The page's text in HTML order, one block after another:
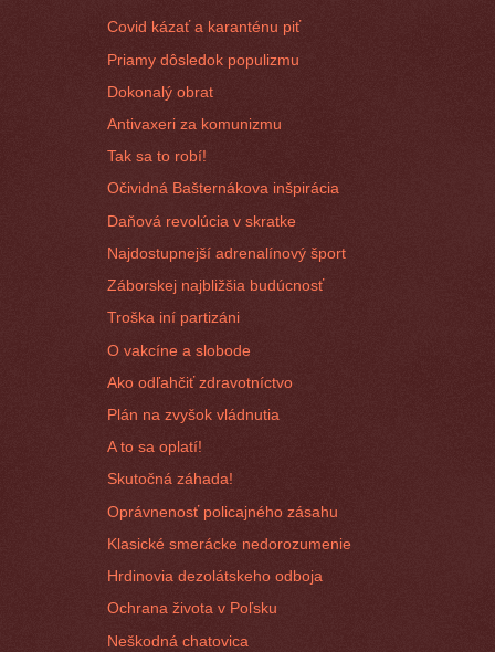
Covid kázať a karanténu piť
Priamy dôsledok populizmu
Dokonalý obrat
Antivaxeri za komunizmu
Tak sa to robí!
Očividná Bašternákova inšpirácia
Daňová revolúcia v skratke
Najdostupnejší adrenalínový šport
Záborskej najbližšia budúcnosť
Troška iní partizáni
O vakcíne a slobode
Ako odľahčiť zdravotníctvo
Plán na zvyšok vládnutia
A to sa oplatí!
Skutočná záhada!
Oprávnenosť policajného zásahu
Klasické smerácke nedorozumenie
Hrdinovia dezolátskeho odboja
Ochrana života v Poľsku
Neškodná chatovica